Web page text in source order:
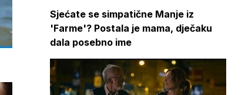
Sjećate se simpatične Manje iz
'Farme'? Postala je mama, dječaku
dala posebno ime